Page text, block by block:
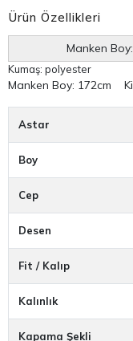
Ürün Özellikleri
Manken
Kumaş: polyester
Manken Boy: 172cm
Astar
Boy
Cep
Desen
Fit / Kalıp
Kalınlık
Kapama Şekli